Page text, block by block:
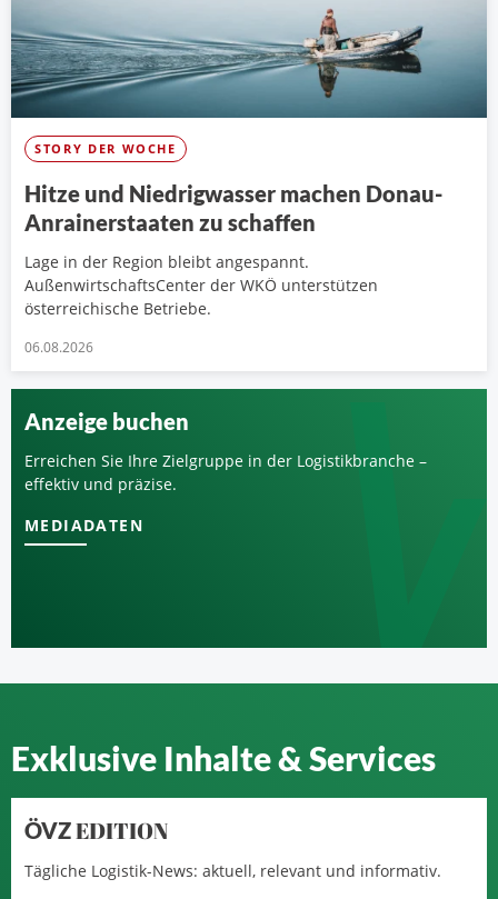
STORY DER WOCHE
Hitze und Niedrigwasser machen Donau-
Anrainerstaaten zu schaffen
Lage in der Region bleibt angespannt.
AußenwirtschaftsCenter der WKÖ unterstützen
österreichische Betriebe.
06.08.2026
Anzeige buchen
Erreichen Sie Ihre Zielgruppe in der Logistikbranche –
effektiv und präzise.
MEDIADATEN
Exklusive Inhalte & Services
ÖVZEDITION
Tägliche Logistik-News: aktuell, relevant und informativ.